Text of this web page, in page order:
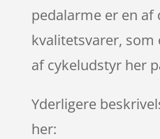
pedalarme er en af
kvalitetsvarer, som
af cykeludstyr her
Yderligere
her: